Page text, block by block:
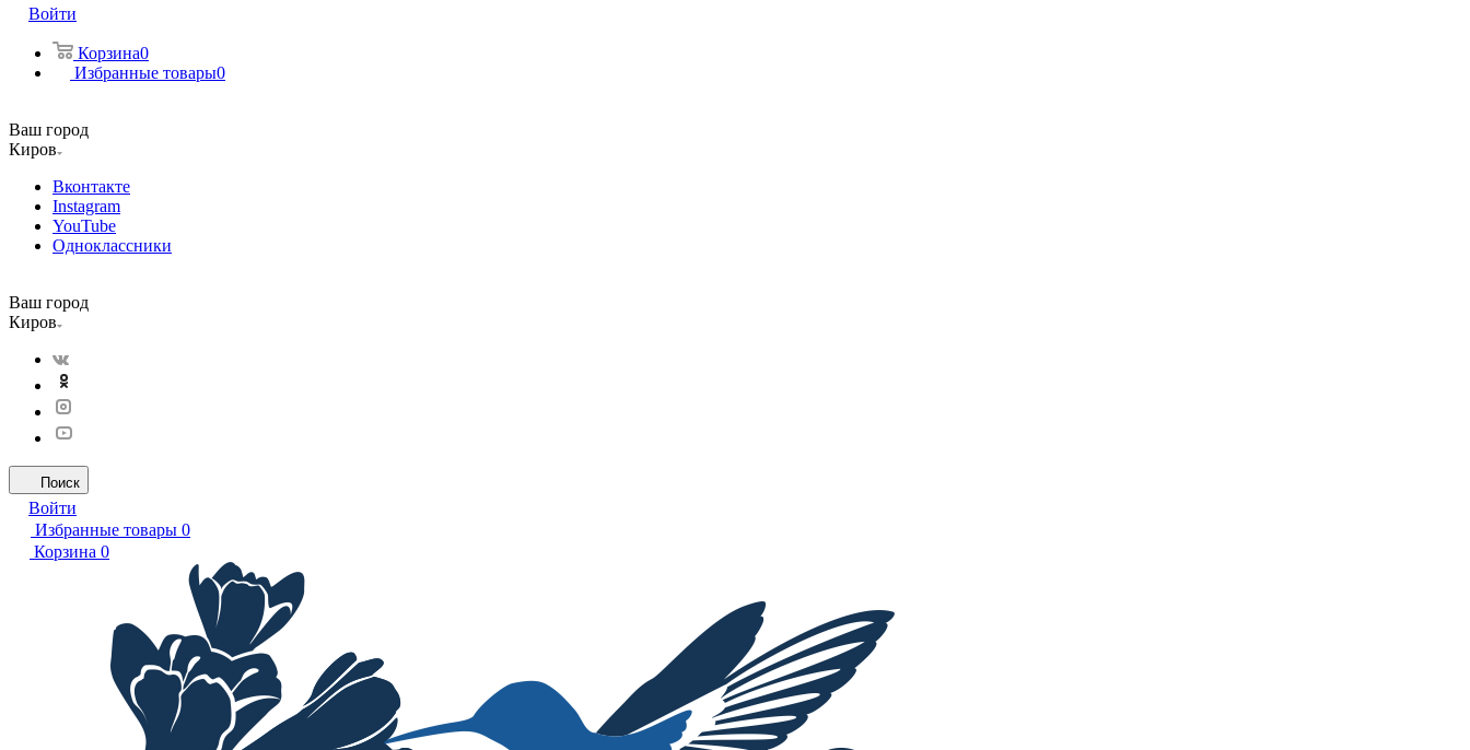
Войти
Корзина0
Избранные товары0
Ваш город
Киров
Вконтакте
Instagram
YouTube
Одноклассники
Ваш город
Киров
Поиск
Войти
Избранные товары 0
Корзина 0